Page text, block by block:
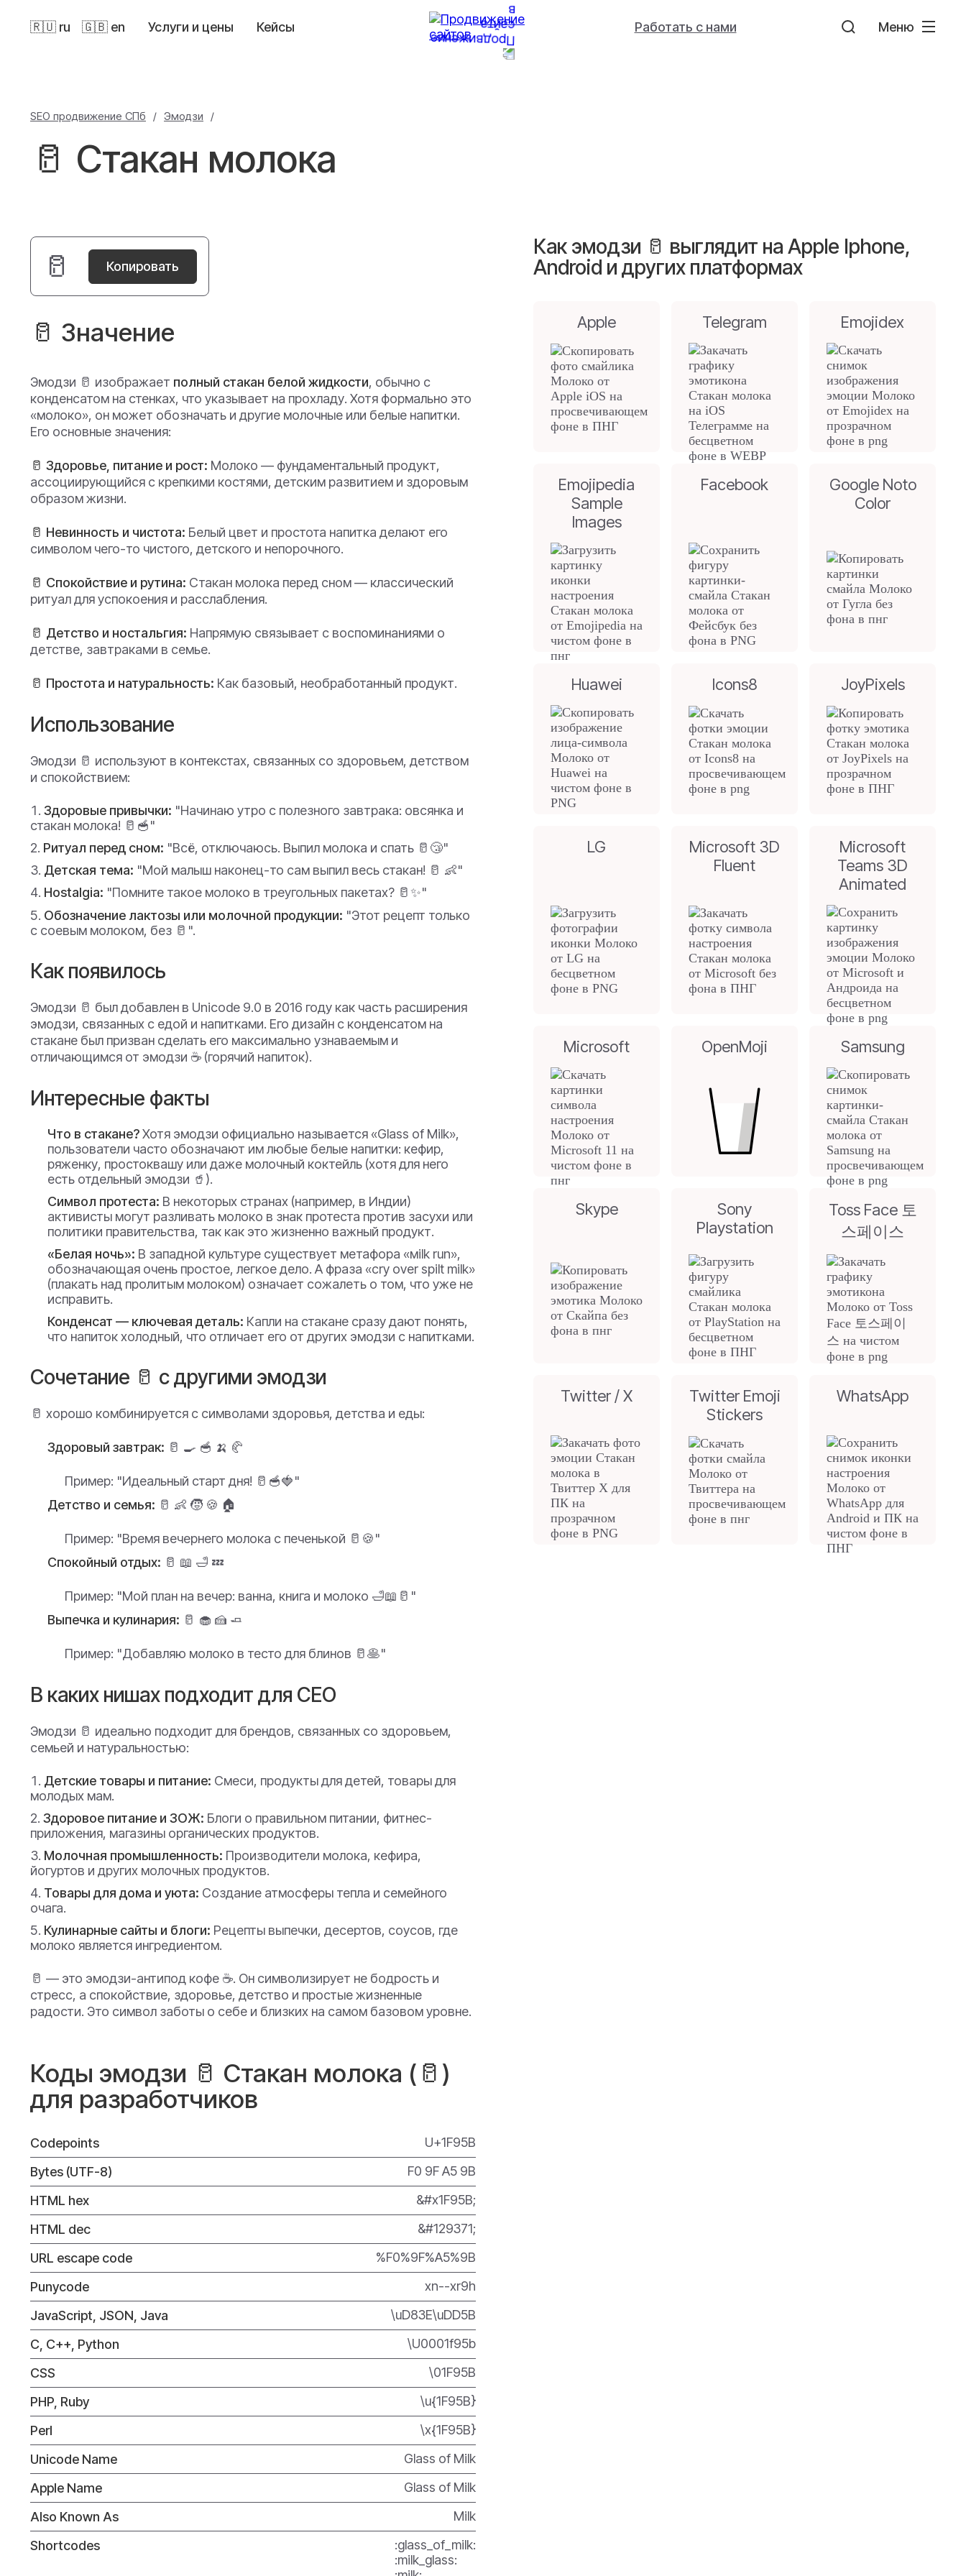
🇷🇺 ru 🇬🇧 en Услуги и цены Кейсы Работать с нами Меню
SEO продвижение СПб / Эмодзи /
🥛 Стакан молока
🥛 Копировать
🥛 Значение
Эмодзи 🥛 изображает полный стакан белой жидкости, обычно с
конденсатом на стенках, что указывает на прохладу. Хотя формально это
«молоко», он может обозначать и другие молочные или белые напитки.
Его основные значения:
🥛 Здоровье, питание и рост: Молоко — фундаментальный продукт,
ассоциирующийся с крепкими костями, детским развитием и здоровым
образом жизни.
🥛 Невинность и чистота: Белый цвет и простота напитка делают его
символом чего-то чистого, детского и непорочного.
🥛 Спокойствие и рутина: Стакан молока перед сном — классический
ритуал для успокоения и расслабления.
🥛 Детство и ностальгия: Напрямую связывает с воспоминаниями о
детстве, завтраками в семье.
🥛 Простота и натуральность: Как базовый, необработанный продукт.
Использование
Эмодзи 🥛 используют в контекстах, связанных со здоровьем, детством
и спокойствием:
Здоровые привычки: "Начинаю утро с полезного завтрака: овсянка и
стакан молока! 🥛🥣"
Ритуал перед сном: "Всё, отключаюсь. Выпил молока и спать 🥛😴"
Детская тема: "Мой малыш наконец-то сам выпил весь стакан! 🥛 👶"
Нostalgia: "Помните такое молоко в треугольных пакетах? 🥛✨"
Обозначение лактозы или молочной продукции: "Этот рецепт только
с соевым молоком, без 🥛".
Как появилось
Эмодзи 🥛 был добавлен в Unicode 9.0 в 2016 году как часть расширения
эмодзи, связанных с едой и напитками. Его дизайн с конденсатом на
стакане был призван сделать его максимально узнаваемым и
отличающимся от эмодзи ☕ (горячий напиток).
Интересные факты
Что в стакане?Хотя эмодзи официально называется «Glass of Milk»,
пользователи часто обозначают им любые белые напитки: кефир,
ряженку, простоквашу или даже молочный коктейль (хотя для него
есть отдельный эмодзи 🥤).
Символ протеста: В некоторых странах (например, в Индии)
активисты могут разливать молоко в знак протеста против засухи или
политики правительства, так как это жизненно важный продукт.
«Белая ночь»: В западной культуре существует метафора «мilk run»,
обозначающая очень простое, легкое дело. А фраза «cry over spilt milk»
(плакать над пролитым молоком) означает сожалеть о том, что уже не
исправить.
Конденсат — ключевая деталь: Капли на стакане сразу дают понять,
что напиток холодный, что отличает его от других эмодзи с напитками.
Сочетание 🥛 с другими эмодзи
🥛 хорошо комбинируется с символами здоровья, детства и еды:
Здоровый завтрак: 🥛 🍳 🥣 🍌 🥐
Пример: "Идеальный старт дня! 🥛🥣🍓"
Детство и семья: 🥛 👶 🧒 🍪 🏠
Пример: "Время вечернего молока с печенькой 🥛🍪"
Спокойный отдых: 🥛 📖 🛁 💤
Пример: "Мой план на вечер: ванна, книга и молоко 🛁📖🥛"
Выпечка и кулинария: 🥛 🧁 🍰 🧈
Пример: "Добавляю молоко в тесто для блинов 🥛🥞"
В каких нишах подходит для СЕО
Эмодзи 🥛 идеально подходит для брендов, связанных со здоровьем,
семьей и натуральностью:
Детские товары и питание: Смеси, продукты для детей, товары для
молодых мам.
Здоровое питание и ЗОЖ: Блоги о правильном питании, фитнес-
приложения, магазины органических продуктов.
Молочная промышленность: Производители молока, кефира,
йогуртов и других молочных продуктов.
Товары для дома и уюта: Создание атмосферы тепла и семейного
очага.
Кулинарные сайты и блоги: Рецепты выпечки, десертов, соусов, где
молоко является ингредиентом.
🥛 — это эмодзи-антипод кофе ☕. Он символизирует не бодрость и
стресс, а спокойствие, здоровье, детство и простые жизненные
радости. Это символ заботы о себе и близких на самом базовом уровне.
Коды эмодзи 🥛 Стакан молока (🥛)
для разработчиков
Codepoints
U+1F95B
Bytes (UTF-8)
F0 9F A5 9B
HTML hex
&#x1F95B;
HTML dec
&#129371;
URL escape code
%F0%9F%A5%9B
Punycode
xn--xr9h
JavaScript, JSON, Java
\uD83E\uDD5B
C, C++, Python
\U0001f95b
CSS
\01F95B
PHP, Ruby
\u{1F95B}
Perl
\x{1F95B}
Unicode Name
Glass of Milk
Apple Name
Glass of Milk
Also Known As
Milk
Shortcodes
:glass_of_milk:
:milk_glass:
Как эмодзи 🥛 выглядит на Apple Iphone,
Android и других платформах
Apple Telegram Emojidex
Emojipedia
Sample
Images
Facebook
Google Noto
Color
Huawei Icons8 JoyPixels
LG
Microsoft 3D
Fluent
Microsoft
Teams 3D
Animated
Microsoft OpenMoji Samsung
Skype
Sony
Playstation
Toss Face 토
스페이스
Twitter / X
Twitter Emoji
Stickers
WhatsApp